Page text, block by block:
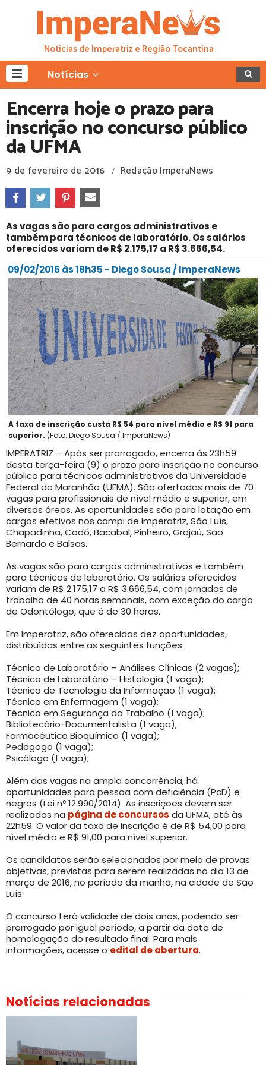
Notícias de Imperatriz e Região Tocantina
Notícias
Encerra hoje o prazo para
inscrição no concurso público
da UFMA
9 de fevereiro de 2016 / Redação ImperaNews
As vagas são para cargos administrativos e
também para técnicos de laboratório. Os salários
oferecidos variam de R$ 2.175,17 a R$ 3.666,54.
09/02/2016 às 18h35 - Diego Sousa / ImperaNews
A taxa de inscrição custa R$ 54 para nível médio e R$ 91 para
superior. (Foto: Diego Sousa / ImperaNews)
IMPERATRIZ – Após ser prorrogado, encerra às 23h59
desta terça-feira (9) o prazo para inscrição no concurso
público para técnicos administrativos da Universidade
Federal do Maranhão (UFMA). São ofertadas mais de 70
vagas para profissionais de nível médio e superior, em
diversas áreas. As oportunidades são para lotação em
cargos efetivos nos campi de Imperatriz, São Luís,
Chapadinha, Codó, Bacabal, Pinheiro, Grajaú, São
Bernardo e Balsas.
As vagas são para cargos administrativos e também
para técnicos de laboratório. Os salários oferecidos
variam de R$ 2.175,17 a R$ 3.666,54, com jornadas de
trabalho de 40 horas semanais, com exceção do cargo
de Odontólogo, que é de 30 horas.
Em Imperatriz, são oferecidas dez oportunidades,
distribuídas entre as seguintes funções:
Técnico de Laboratório – Análises Clínicas (2 vagas);
Técnico de Laboratório – Histologia (1 vaga);
Técnico de Tecnologia da Informação (1 vaga);
Técnico em Enfermagem (1 vaga);
Técnico em Segurança do Trabalho (1 vaga);
Bibliotecário-Documentalista (1 vaga);
Farmacêutico Bioquímico (1 vaga);
Pedagogo (1 vaga);
Psicólogo (1 vaga);
Além das vagas na ampla concorrência, há
oportunidades para pessoa com deficiência (PcD) e
negros (Lei nº 12.990/2014). As inscrições devem ser
realizadas na página de concursos da UFMA, até às
22h59. O valor da taxa de inscrição é de R$ 54,00 para
nível médio e R$ 91,00 para nível superior.
Os candidatos serão selecionados por meio de provas
objetivas, previstas para serem realizadas no dia 13 de
março de 2016, no período da manhã, na cidade de São
Luís.
O concurso terá validade de dois anos, podendo ser
prorrogado por igual período, a partir da data de
homologação do resultado final. Para mais
informações, acesse o edital de abertura.
Notícias relacionadas